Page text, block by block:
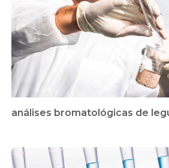
análises bromatológicas de